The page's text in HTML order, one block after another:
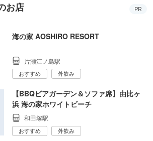
お店 PR
海の家 AOSHIRO RESORT
片瀬江ノ島駅
おすすめ 外飲み
【BBQビアガーデン＆ソファ席】由比ヶ
浜 海の家ホワイトビーチ
和田塚駅
おすすめ 外飲み